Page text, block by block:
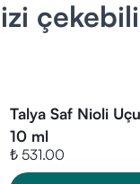
Nasıl
Cilt bakımı:
Doğrudan
Kimler
Talya Saf Nioli
10 ml
₺ 531.00